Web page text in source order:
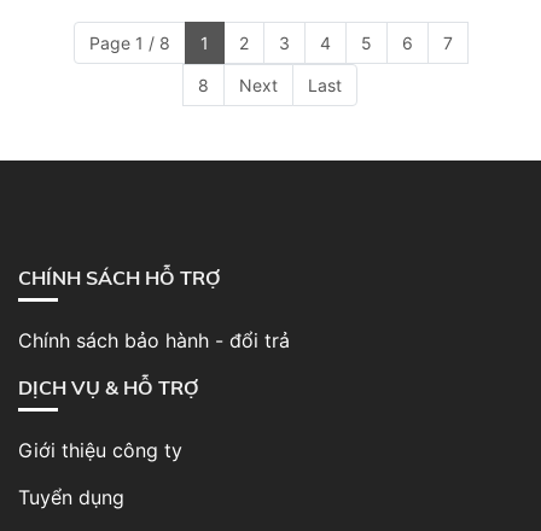
Page 1 / 8 1 2 3 4 5 6 7
8 Next Last
CHÍNH SÁCH HỖ TRỢ
Chính sách bảo hành - đổi trả
DỊCH VỤ & HỖ TRỢ
Giới thiệu công ty
Tuyển dụng